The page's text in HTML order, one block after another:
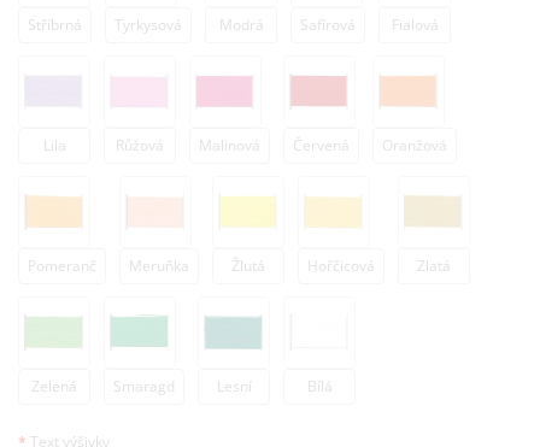
Stříbrná Tyrkysová Modrá Safírová Fialová
Lila Růžová Malinová Červená Oranžová
Pomeranč Meruňka Žlutá Hořčicová Zlatá
Zelená Smaragd Lesní Bílá
Text výšivky